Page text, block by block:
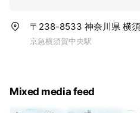
〒238-8533 神奈川県 横
京急横須賀中央駅
Mixed media feed